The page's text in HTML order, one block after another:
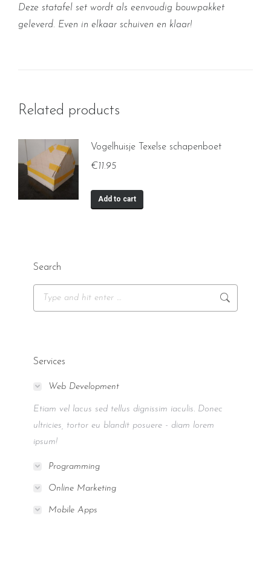
Deze statafel set wordt als eenvoudig bouwpakket
geleverd. Even in elkaar schuiven en klaar!
Related products
Vogelhuisje Texelse schapenboet
€11.95
Add to cart
Search
Search:
Services
Web Development
Etiam vel lacus sed tellus dignissim iaculis. Donec
ultricies, tortor eu blandit posuere - diam lorem
ipsum!
Programming
Online Marketing
Mobile Apps